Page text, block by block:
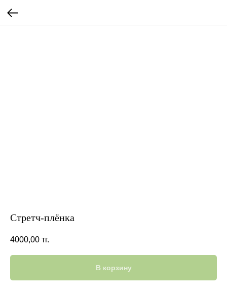
Стретч-плёнка
4000,00 тг.
В корзину